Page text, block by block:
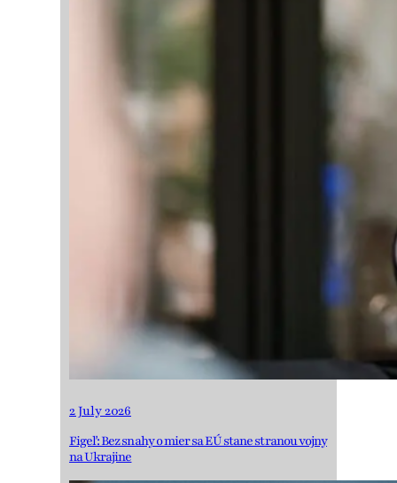
2 July 2026
Figeľ: Bez snahy o mier sa EÚ stane stranou vojny
na Ukrajine